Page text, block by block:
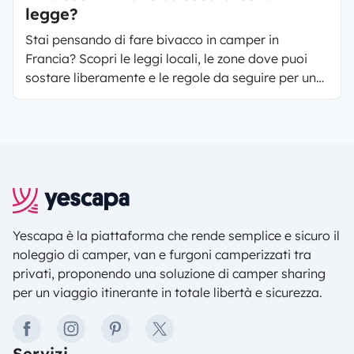
legge?
Stai pensando di fare bivacco in camper in
Francia? Scopri le leggi locali, le zone dove puoi
sostare liberamente e le regole da seguire per un
viaggio senza sorprese!
Yescapa è la piattaforma che rende semplice e sicuro il
noleggio di camper, van e furgoni camperizzati tra
privati, proponendo una soluzione di camper sharing
per un viaggio itinerante in totale libertà e sicurezza.
facebookinstagrampinteresttwitter